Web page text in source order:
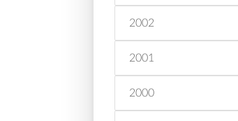
2002
2001
2000